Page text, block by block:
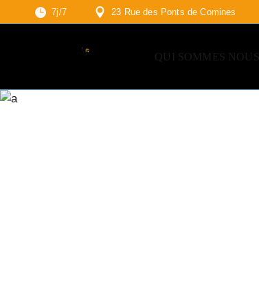
7j/7 23 Rue des Ponts de Comines
QUI SOMMES NOUS